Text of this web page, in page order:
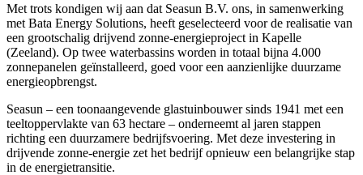
Met trots kondigen wij aan dat Seasun B.V. ons, in samenwerking
met Bata Energy Solutions, heeft geselecteerd voor de realisatie van
een grootschalig drijvend zonne-energieproject in Kapelle
(Zeeland). Op twee waterbassins worden in totaal bijna 4.000
zonnepanelen geïnstalleerd, goed voor een aanzienlijke duurzame
energieopbrengst.
Seasun – een toonaangevende glastuinbouwer sinds 1941 met een
teeltoppervlakte van 63 hectare – onderneemt al jaren stappen
richting een duurzamere bedrijfsvoering. Met deze investering in
drijvende zonne-energie zet het bedrijf opnieuw een belangrijke stap
in de energietransitie.